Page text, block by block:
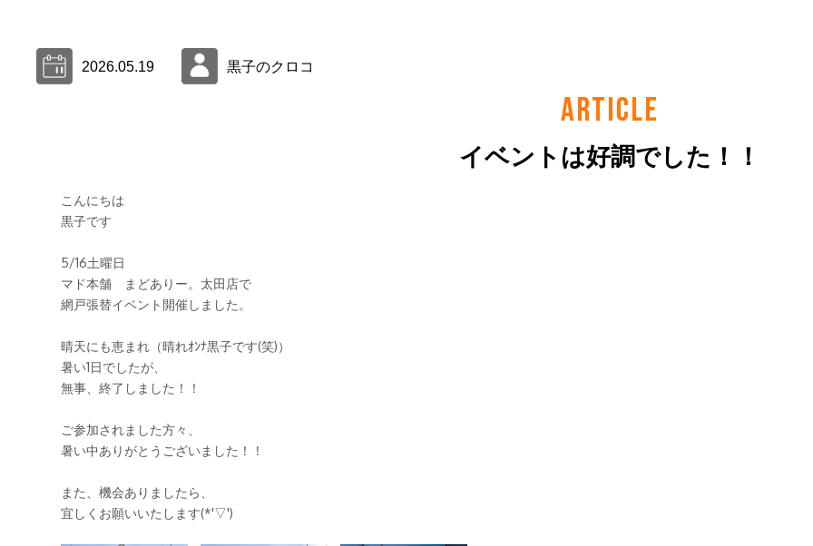
2026.05.19 黒子のクロコ
ARTICLE
イベントは好調でした！！